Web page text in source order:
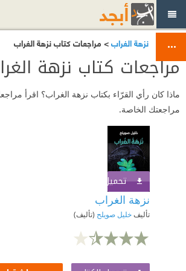
نزهة الغراب> مراجعات كتاب نزهة الغراب
مراجعات كتاب نزهة
ماذا كان رأي القرّاء بكتاب نزهة الغراب؟ اقرأ
مراجعتك الخاصة.
تحميل الكتاب
نزهة الغراب
تأليفخليل صويلح (تأليف)